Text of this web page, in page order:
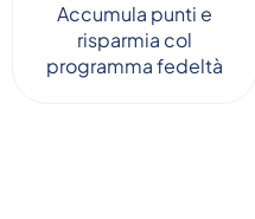
Accumula punti e
risparmia col
programma fedeltà